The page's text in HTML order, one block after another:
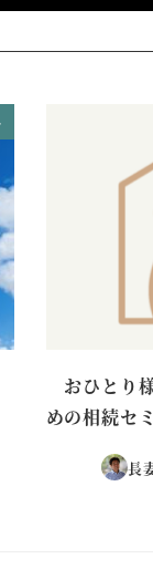
おひとり
めの相続セ
長